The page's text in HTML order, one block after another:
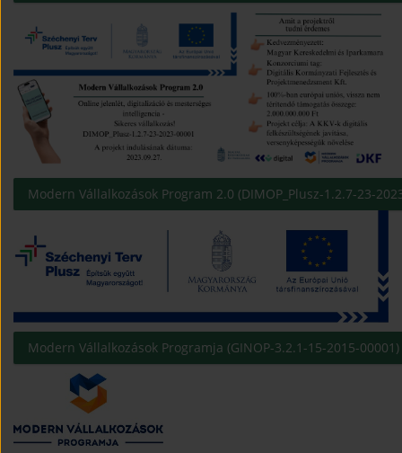
Modern Vállalkozások Program 2.0 (DIMOP_Plusz-1.2.7-23-
Modern Vállalkozások Programja (GINOP-3.2.1-15-2015-00001)